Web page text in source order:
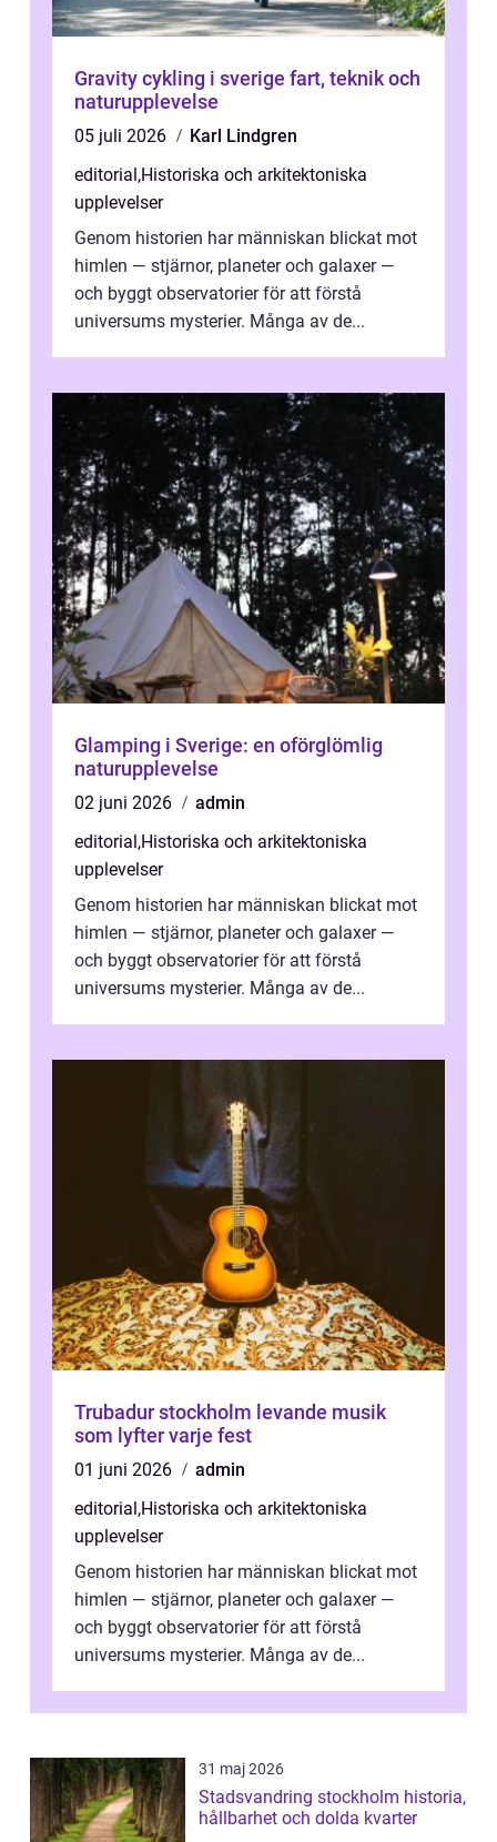
Gravity cykling i sverige fart, teknik och
naturupplevelse
05 juli 2026
Karl Lindgren
editorial ,Historiska och arkitektoniska
upplevelser
Genom historien har människan blickat mot
himlen — stjärnor, planeter och galaxer —
och byggt observatorier för att förstå
universums mysterier. Många av de...
Glamping i Sverige: en oförglömlig
naturupplevelse
02 juni 2026
admin
editorial ,Historiska och arkitektoniska
upplevelser
Genom historien har människan blickat mot
himlen — stjärnor, planeter och galaxer —
och byggt observatorier för att förstå
universums mysterier. Många av de...
Trubadur stockholm levande musik
som lyfter varje fest
01 juni 2026
admin
editorial ,Historiska och arkitektoniska
upplevelser
Genom historien har människan blickat mot
himlen — stjärnor, planeter och galaxer —
och byggt observatorier för att förstå
universums mysterier. Många av de...
31 maj 2026
Stadsvandring stockholm historia,
hållbarhet och dolda kvarter